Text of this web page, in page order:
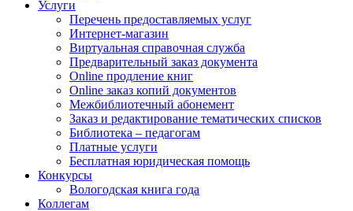
Услуги
Перечень предоставляемых услуг
Интернет-магазин
Виртуальная справочная служба
Предварительный заказ документа
Online продление книг
Online заказ копий документов
Межбиблиотечный абонемент
Заказ и редактирование тематических списков
Библиотека – педагогам
Платные услуги
Бесплатная юридическая помощь
Конкурсы
Вологодская книга года
Коллегам